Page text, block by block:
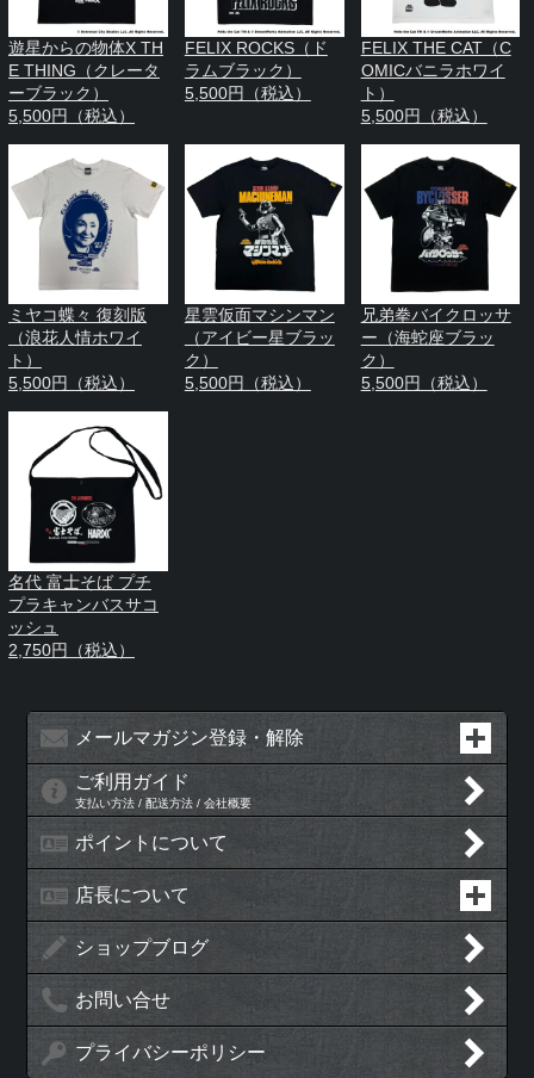
遊星からの物体X TH
E THING（クレータ
ーブラック）
5,500円（税込）
FELIX ROCKS（ド
ラムブラック）
5,500円（税込）
FELIX THE CAT（C
OMICバニラホワイ
ト）
5,500円（税込）
ミヤコ蝶々 復刻版
（浪花人情ホワイ
ト）
5,500円（税込）
星雲仮面マシンマン
（アイビー星ブラッ
ク）
5,500円（税込）
兄弟拳バイクロッサ
ー（海蛇座ブラッ
ク）
5,500円（税込）
名代 富士そば プチ
プラキャンバスサコ
ッシュ
2,750円（税込）
メールマガジン登録・解除
ご利用ガイド
支払い方法 / 配送方法 / 会社概要
ポイントについて
店長について
ショップブログ
お問い合せ
プライバシーポリシー